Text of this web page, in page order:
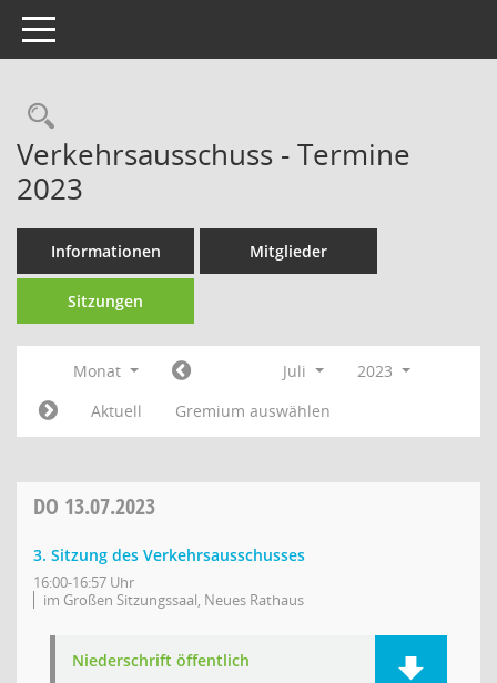
Toggle navigation
Rechercheauswahl
Verkehrsausschuss - Termine
2023
Informationen Mitglieder
Sitzungen
Monat Juli
2023
Aktuell
Gremium auswählen
DO 13.07.2023
3. Sitzung des Verkehrsausschusses
16:00-16:57 Uhr
im Großen Sitzungssaal, Neues Rathaus
Niederschrift öffentlich